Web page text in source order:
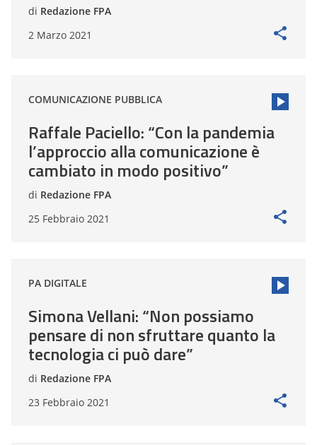
di Redazione FPA
2 Marzo 2021
COMUNICAZIONE PUBBLICA
Raffale Paciello: “Con la pandemia
l’approccio alla comunicazione è
cambiato in modo positivo”
di Redazione FPA
25 Febbraio 2021
PA DIGITALE
Simona Vellani: “Non possiamo
pensare di non sfruttare quanto la
tecnologia ci può dare”
di Redazione FPA
23 Febbraio 2021